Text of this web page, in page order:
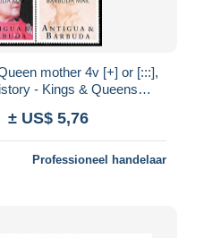
mother 4v [+] or [:::],
- Kings & Queens
± US$ 5,76
Professioneel handelaar